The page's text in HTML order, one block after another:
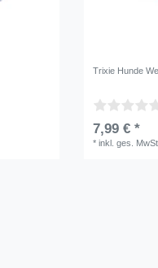
Trixie Hunde
7,99 € *
*inkl. ges. MwSt.